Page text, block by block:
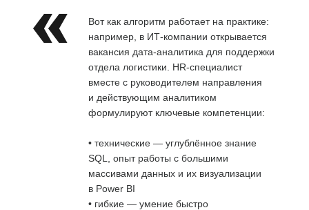
Вот как алгоритм работает на практике:
например, в ИТ-компании открывается
вакансия дата-аналитика для поддержки
отдела логистики. HR-специалист
вместе с руководителем направления
и действующим аналитиком
формулируют ключевые компетенции:
• технические — углублённое знание
SQL, опыт работы с большими
массивами данных и их визуализации
в Power BI
• гибкие — умение быстро